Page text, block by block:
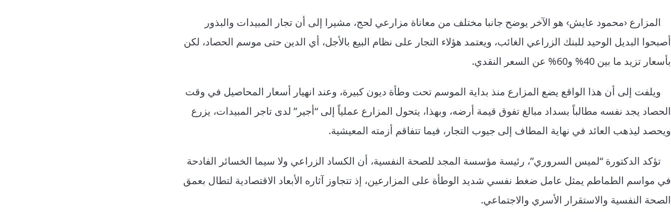
المزارع ‹محمود عايش› هو الآخر يوضح جانبا مختلف من معاناة مزارعي لحج، مشيرا إلى أن تجار المبيدات والبذور
أصبحوا البديل الوحيد للبنك الزراعي الغائب، ويعتمد هؤلاء التجار على نظام البيع بالأجل، أي الدين حتى موسم الحصاد، لكن
بأسعار تزيد ما بين 40% و60% عن السعر النقدي.
ويلفت إلى أن هذا الواقع يضع المزارع منذ بداية الموسم تحت وطأة ديون كبيرة، وعند انهيار أسعار المحاصيل في وقت
الحصاد يجد نفسه مطالباً بسداد مبالغ تفوق قيمة أرضه، وبهذا، يتحول المزارع عملياً إلى “أجير” لدى تاجر المبيدات، يزرع
ويحصد ليذهب العائد في نهاية المطاف إلى جيوب التجار، فيما تتفاقم أزمته المعيشية.
تؤكد الدكتورة “لميس السروري”، رئيسة مؤسسة المجد للصحة النفسية، أن الكساد الزراعي ولا سيما الخسائر الفادحة
في مواسم الطماطم يمثل عامل ضغط نفسي شديد الوطأة على المزارعين، إذ تتجاوز آثاره الأبعاد الاقتصادية لتطال بعمق
الصحة النفسية والاستقرار الأسري والاجتماعي.